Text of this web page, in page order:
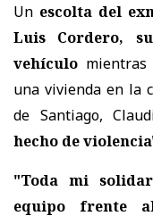
Un escolta del
Luis Cordero,
vehículo
una vivienda en la
de Santiago,
hecho de
"Toda mi
equipo frente